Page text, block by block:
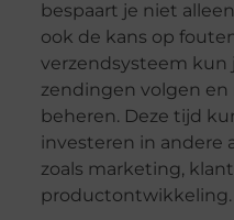
bespaart je niet
ook de kans op
verzendsysteem kun
zendingen volgen
beheren. Deze tijd
investeren in andere
zoals marketing,
productontwikkeling.